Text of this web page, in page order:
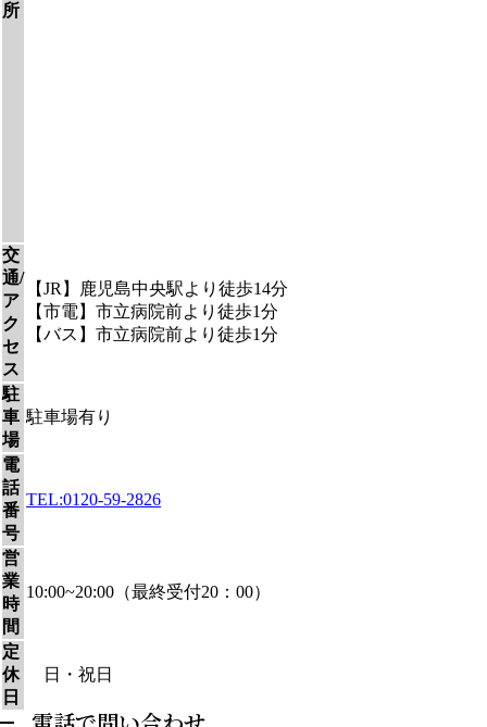
所
交
通/
ア
ク
セ
ス
【JR】鹿児島中央駅より徒歩14分
【市電】市立病院前より徒歩1分
【バス】市立病院前より徒歩1分
駐
車
場
駐車場有り
電
話
番
号
TEL:0120-59-2826
営
業
時
間
10:00~20:00（最終受付20：00）
定
休
日
日・祝日